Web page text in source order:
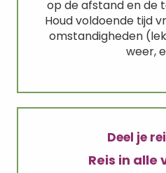
op de afstand en de
Houd voldoende tijd
omstandigheden
weer,
Deel je
Reis in alle